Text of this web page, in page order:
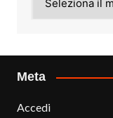
Meta
Accedi